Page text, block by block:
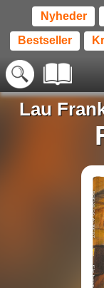
Nyheder
Bestseller
Lau